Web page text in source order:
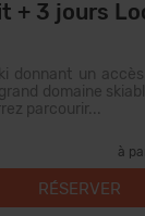
+ 3 jours
donnant un
domaine
parcourir...
à
RÉSERVER